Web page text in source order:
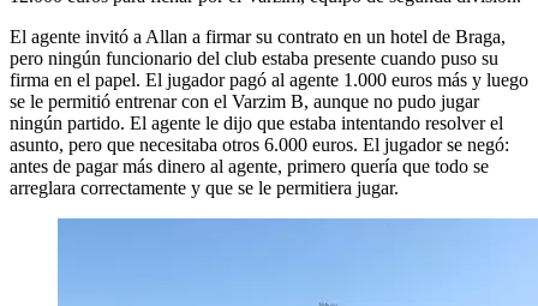
El agente invitó a Allan a firmar su contrato en un hotel de Braga,
pero ningún funcionario del club estaba presente cuando puso su
firma en el papel. El jugador pagó al agente 1.000 euros más y luego
se le permitió entrenar con el Varzim B, aunque no pudo jugar
ningún partido. El agente le dijo que estaba intentando resolver el
asunto, pero que necesitaba otros 6.000 euros. El jugador se negó:
antes de pagar más dinero al agente, primero quería que todo se
arreglara correctamente y que se le permitiera jugar.